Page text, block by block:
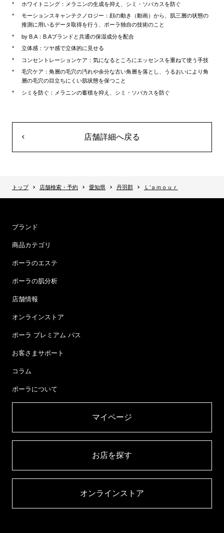
ホワイトニング：メラニンの生成を抑え、シミ・ソバカスを防ぐ
モーションスキャンテクノロジー：顔の動き（動画）から、肌三層の状態の
推測に用いるデータ取得を行う、ポーラ独自の技術のこと
by B.A：B.Aブランドと共通の保湿成分を配合
立体感：ツヤ感で立体的に見せる
コンセントレーションケア：気になるところにエッセンスを重ねて使う手技
毛穴ケア：角層の毛穴の汚れや余分な古い角層を落とし、うるおいにより角
層の毛穴の目立ちにくい肌状態を保つこと
シミを防ぐ：メラニンの蓄積を抑え、シミ・ソバカスを防ぐ
店舗詳細へ戻る
トップ 店舗検索・予約 愛知県 丹羽郡 Ｌ’ａｍｏｕｒ
ブランド
商品カテゴリ
ポーラのエステ
ポーラの肌分析
店舗情報
オンラインストア
ポーラ プレミアム パス
お客さまサポート
コラム
ポーラについて
マイページ​
お店を探す​
オンラインストア​